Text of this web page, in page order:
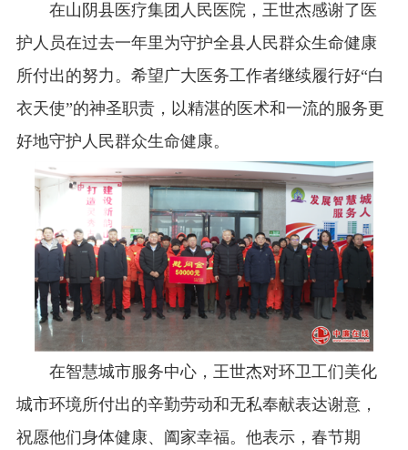
在山阴县医疗集团人民医院，王世杰感谢了医
护人员在过去一年里为守护全县人民群众生命健康
所付出的努力。希望广大医务工作者继续履行好“白
衣天使”的神圣职责，以精湛的医术和一流的服务更
好地守护人民群众生命健康。
在智慧城市服务中心，王世杰对环卫工们美化
城市环境所付出的辛勤劳动和无私奉献表达谢意，
祝愿他们身体健康、阖家幸福。他表示，春节期